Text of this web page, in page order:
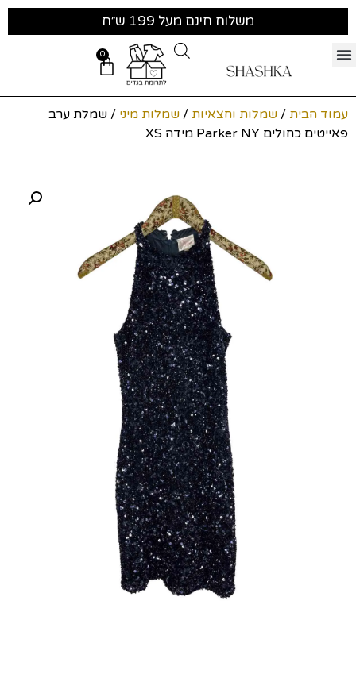
משלוח חינם מעל 199 ש״ח
0
עמוד הבית / שמלות וחצאיות / שמלות מיני / שמלת ערב
פאייטים כחולים Parker NY מידה XS